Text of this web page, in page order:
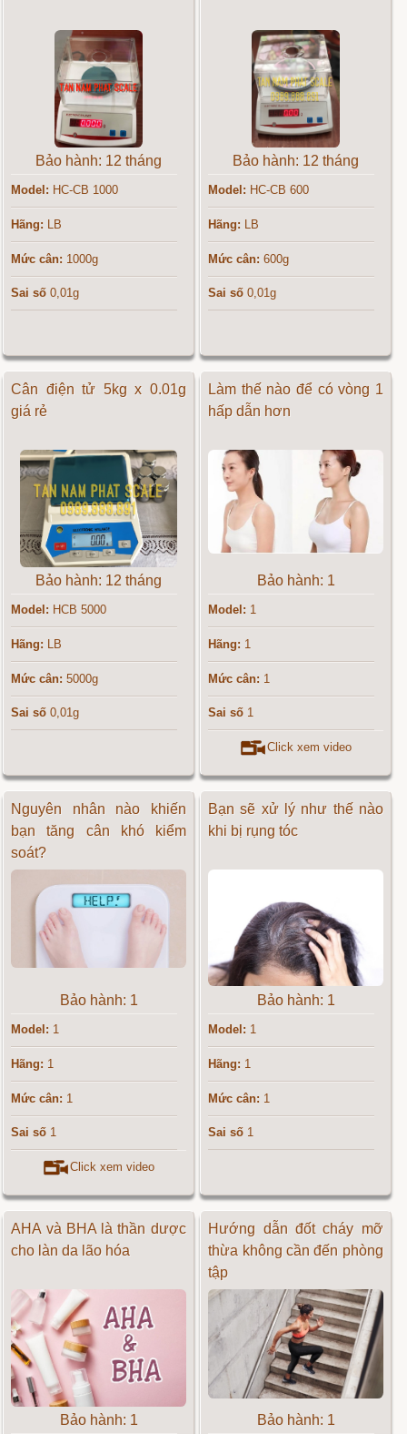
Bảo hành: 12 tháng
Model: HC-CB 1000
Hãng: LB
Mức cân: 1000g
Sai số 0,01g
Bảo hành: 12 tháng
Model: HC-CB 600
Hãng: LB
Mức cân: 600g
Sai số 0,01g
Cân điện tử 5kg x 0.01g
giá rẻ
Bảo hành: 12 tháng
Model: HCB 5000
Hãng: LB
Mức cân: 5000g
Sai số 0,01g
Làm thế nào để có vòng 1
hấp dẫn hơn
Bảo hành: 1
Model: 1
Hãng: 1
Mức cân: 1
Sai số 1
Click xem video
Nguyên nhân nào khiến
bạn tăng cân khó kiểm
soát?
Bảo hành: 1
Model: 1
Hãng: 1
Mức cân: 1
Sai số 1
Click xem video
Bạn sẽ xử lý như thế nào
khi bị rụng tóc
Bảo hành: 1
Model: 1
Hãng: 1
Mức cân: 1
Sai số 1
AHA và BHA là thần dược
cho làn da lão hóa
Bảo hành: 1
Hướng dẫn đốt cháy mỡ
thừa không cần đến phòng
tập
Bảo hành: 1